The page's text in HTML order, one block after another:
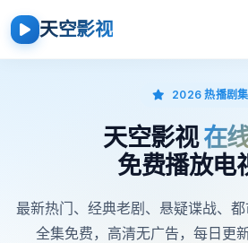
天空影视
2026 热播剧集
天空影视在
免费播放电
最新热门、经典老剧、悬疑谍战、
全集免费，高清无广告，每日更